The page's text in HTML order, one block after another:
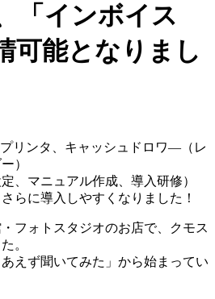
「 インボイス
可能となりまし
プリンタ、キャッシュドロワ―（レ
）
、マニュアル作成、導入研修）
らに導入しやすくなりました！
フォトスタジオのお店で、クモス
。
えず聞いてみた」から始まってい